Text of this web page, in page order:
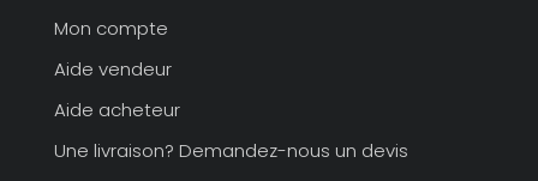
Mon compte
Aide vendeur
Aide acheteur
Une livraison? Demandez-nous un devis